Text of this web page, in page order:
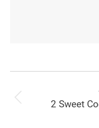
navigation
2 Sweet